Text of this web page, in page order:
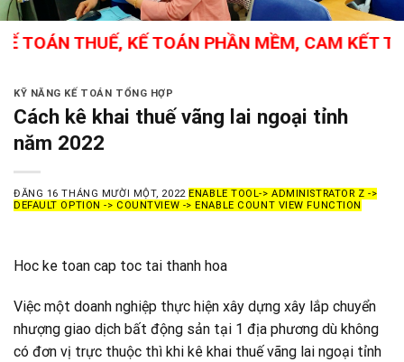
THUẾ, KẾ TOÁN PHẦN MỀM, CAM KẾT THÀNH
KỸ NĂNG KẾ TOÁN TỔNG HỢP
Cách kê khai thuế vãng lai ngoại tỉnh
năm 2022
ĐĂNG 16 THÁNG MƯỜI MỘT, 2022 ENABLE TOOL-> ADMINISTRATOR Z ->
DEFAULT OPTION -> COUNTVIEW -> ENABLE COUNT VIEW FUNCTION
Hoc ke toan cap toc tai thanh hoa
Việc một doanh nghiệp thực hiện xây dựng xây lắp chuyển
nhượng giao dịch bất động sản tại 1 địa phương dù không
có đơn vị trực thuộc thì khi kê khai thuế vãng lai ngoại tỉnh